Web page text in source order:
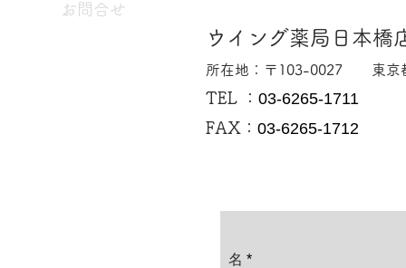
お問合せ
ウイング薬局日本橋
所在地： 〒103-0027 ​東京都
TEL ： 03-6265-1711
FAX： 03-6265-1712
名